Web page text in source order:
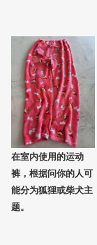
在室内使用的运动
裤，根据问你的人可
能分为狐狸或柴犬主
题。